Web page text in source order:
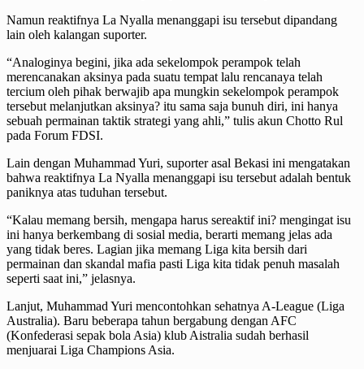
Namun reaktifnya La Nyalla menanggapi isu tersebut dipandang
lain oleh kalangan suporter.
“Analoginya begini, jika ada sekelompok perampok telah
merencanakan aksinya pada suatu tempat lalu rencanaya telah
tercium oleh pihak berwajib apa mungkin sekelompok perampok
tersebut melanjutkan aksinya? itu sama saja bunuh diri, ini hanya
sebuah permainan taktik strategi yang ahli,” tulis akun Chotto Rul
pada Forum FDSI.
Lain dengan Muhammad Yuri, suporter asal Bekasi ini mengatakan
bahwa reaktifnya La Nyalla menanggapi isu tersebut adalah bentuk
paniknya atas tuduhan tersebut.
“Kalau memang bersih, mengapa harus sereaktif ini? mengingat isu
ini hanya berkembang di sosial media, berarti memang jelas ada
yang tidak beres. Lagian jika memang Liga kita bersih dari
permainan dan skandal mafia pasti Liga kita tidak penuh masalah
seperti saat ini,” jelasnya.
Lanjut, Muhammad Yuri mencontohkan sehatnya A-League (Liga
Australia). Baru beberapa tahun bergabung dengan AFC
(Konfederasi sepak bola Asia) klub Aistralia sudah berhasil
menjuarai Liga Champions Asia.